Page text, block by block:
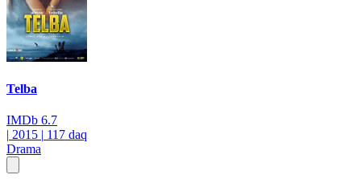
Telba
IMDb 6.7
| 2015 | 117 daq
Drama